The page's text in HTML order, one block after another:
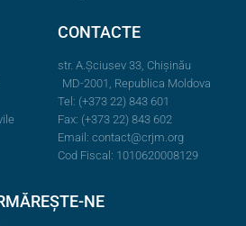
CONTACTE
str. A.Şciusev 33, Chișinău
MD-2001, Republica Moldova
Tel: (+373 22) 843 601
Fax: (+373 22) 843 602
Email: contact@crjm.org
Cod Fiscal: 1010620008129
NE